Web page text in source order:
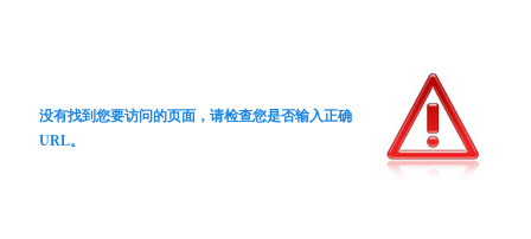
没有找到您要访问的页面，请检查您是否输入正确
URL。